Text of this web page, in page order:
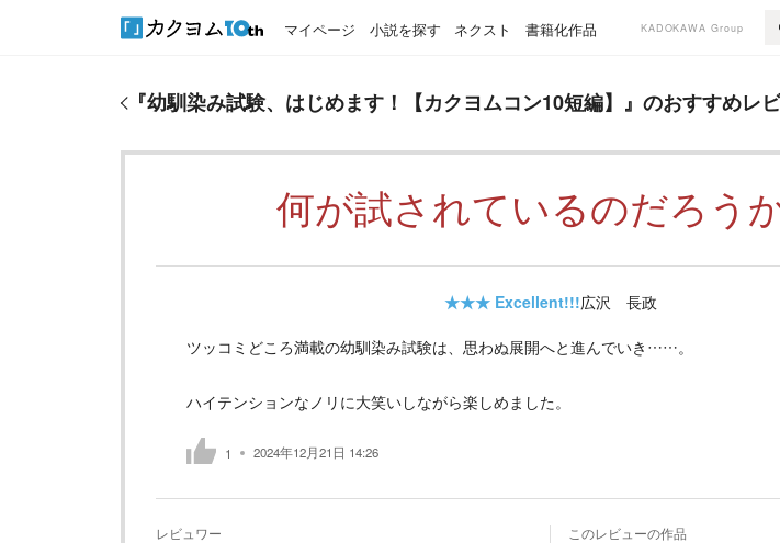
マイページ 小説を探す ネクスト 書籍化作品 KADOKAWA Group
『幼馴染み試験、はじめます！【カクヨムコン10短編】 』のおすすめレ
何が試されているのだろう
★★★ Excellent!!!広沢 長政
ツッコミどころ満載の幼馴染み試験は、思わぬ展開へと進んでいき……。
ハイテンションなノリに大笑いしながら楽しめました。
1 2024年12月21日 14:26
レビュワー このレビューの作品